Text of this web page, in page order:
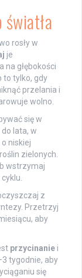
rosły w
je
na głębokości
to tylko, gdy
przelania i
wolno.
się w
lata, w
niskiej
zielonych.
wstrzymaj
z
Przetrzyj
aby
przycinanie i
tygodnie, aby
się